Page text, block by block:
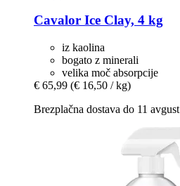
Cavalor Ice Clay, 4 kg
iz kaolina
bogato z minerali
velika moč absorpcije
€ 65,99 (€ 16,50 / kg)
Brezplačna dostava do 11 avgust